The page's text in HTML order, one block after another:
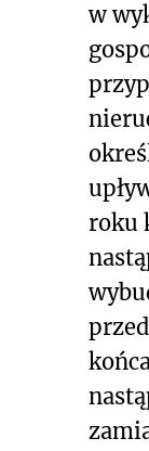
w
roku